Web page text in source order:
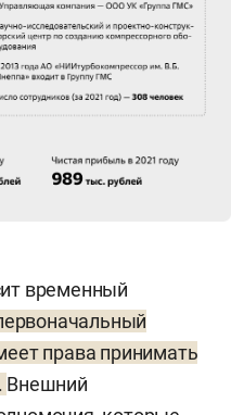
временный
права принимать
Внешний